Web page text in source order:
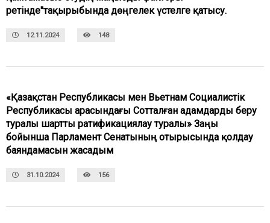
ретінде"тақырыбында дөңгелек үстелге қатысу.
12.11.2024 148
«Қазақстан Республикасы мен Вьетнам Социалистік
Республикасы арасындағы Сотталған адамдарды беру
туралы шартты ратификациялау туралы» Заңы
бойынша Парламент Сенатының отырысында қолдау
баяндамасын жасадым
31.10.2024 156